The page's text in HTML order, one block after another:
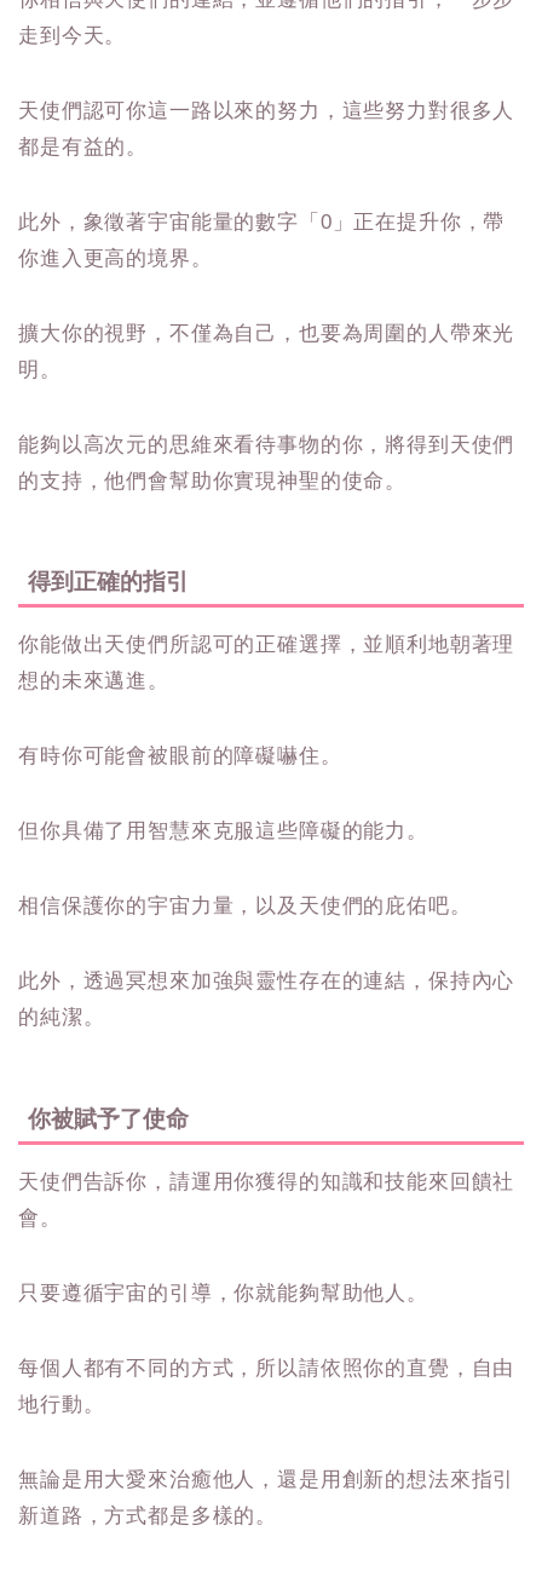
走到今天。
天使們認可你這一路以來的努力，這些努力對很多人
都是有益的。
此外，象徵著宇宙能量的數字「0」正在提升你，帶
你進入更高的境界。
擴大你的視野，不僅為自己，也要為周圍的人帶來光
明。
能夠以高次元的思維來看待事物的你，將得到天使們
的支持，他們會幫助你實現神聖的使命。
得到正確的指引
你能做出天使們所認可的正確選擇，並順利地朝著理
想的未來邁進。
有時你可能會被眼前的障礙嚇住。
但你具備了用智慧來克服這些障礙的能力。
相信保護你的宇宙力量，以及天使們的庇佑吧。
此外，透過冥想來加強與靈性存在的連結，保持內心
的純潔。
你被賦予了使命
天使們告訴你，請運用你獲得的知識和技能來回饋社
會。
只要遵循宇宙的引導，你就能夠幫助他人。
每個人都有不同的方式，所以請依照你的直覺，自由
地行動。
無論是用大愛來治癒他人，還是用創新的想法來指引
新道路，方式都是多樣的。